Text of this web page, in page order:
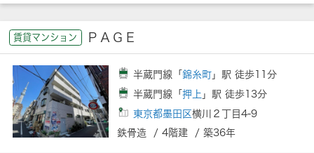
賃貸マンション ＰＡＧＥ
半蔵門線「錦糸町 」駅 徒歩11分
半蔵門線「押上 」駅 徒歩13分
東京都墨田区横川２丁目4-9
鉄骨造 / 4階建 / 築36年